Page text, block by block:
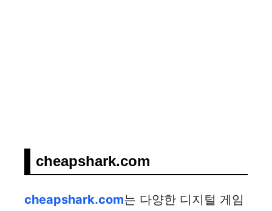
cheapshark.com
cheapshark.com는 다양한 디지털 게임